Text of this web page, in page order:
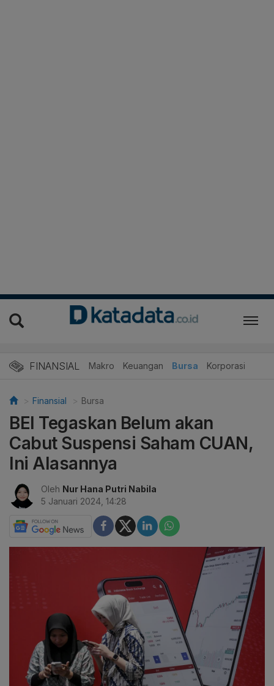
FINANSIAL Makro Keuangan Bursa Korporasi
Finansial Bursa
BEI Tegaskan Belum akan
Cabut Suspensi Saham CUAN,
Ini Alasannya
Oleh Nur Hana Putri Nabila
5 Januari 2024, 14:28